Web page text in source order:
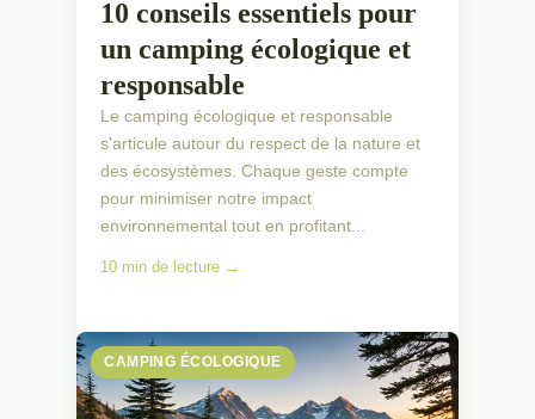
CAMPING ÉCOLOGIQUE
10 conseils essentiels pour
un camping écologique et
responsable
Le camping écologique et responsable
s'articule autour du respect de la nature et
des écosystèmes. Chaque geste compte
pour minimiser notre impact
environnemental tout en profitant...
10 min de lecture →